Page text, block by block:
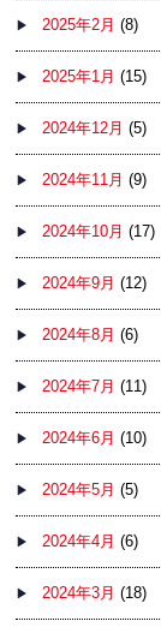
2025年2月 (8)
2025年1月 (15)
2024年12月 (5)
2024年11月 (9)
2024年10月 (17)
2024年9月 (12)
2024年8月 (6)
2024年7月 (11)
2024年6月 (10)
2024年5月 (5)
2024年4月 (6)
2024年3月 (18)